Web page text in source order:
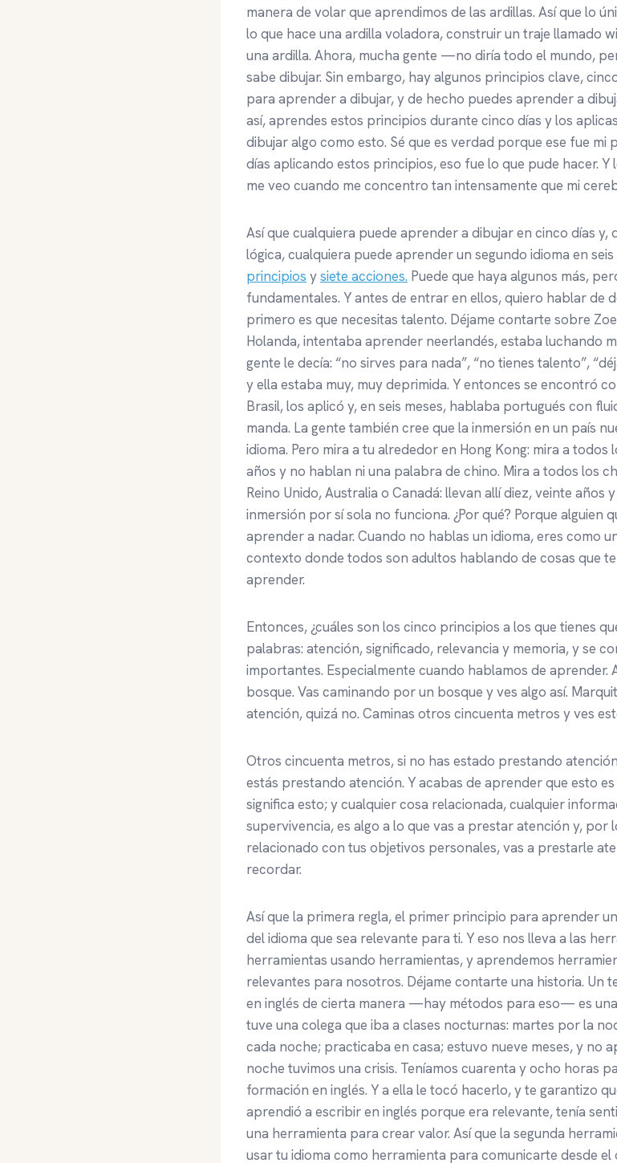
manera de volar que aprendimos de las ardillas. Así que lo
lo que hace una ardilla voladora, construir un traje llamado
una ardilla. Ahora, mucha gente —no diría todo el mundo,
sabe dibujar. Sin embargo, hay algunos principios clave,
para aprender a dibujar, y de hecho puedes aprender a
así, aprendes estos principios durante cinco días y los
dibujar algo como esto. Sé que es verdad porque ese fue mi
días aplicando estos principios, eso fue lo que pude hacer. Y
me veo cuando me concentro tan intensamente que mi
Así que cualquiera puede aprender a dibujar en cinco días y,
lógica, cualquiera puede aprender un segundo idioma en seis
principios ysiete acciones. Puede que haya algunos más,
fundamentales. Y antes de entrar en ellos, quiero hablar de
primero es que necesitas talento. Déjame contarte sobre
Holanda, intentaba aprender neerlandés, estaba luchando
gente le decía: “no sirves para nada”, “no tienes talento”,
y ella estaba muy, muy deprimida. Y entonces se encontró
Brasil, los aplicó y, en seis meses, hablaba portugués con
manda. La gente también cree que la inmersión en un país
idioma. Pero mira a tu alrededor en Hong Kong: mira a todos
años y no hablan ni una palabra de chino. Mira a todos los
Reino Unido, Australia o Canadá: llevan allí diez, veinte años
inmersión por sí sola no funciona. ¿Por qué? Porque alguien
aprender a nadar. Cuando no hablas un idioma, eres como
contexto donde todos son adultos hablando de cosas que
aprender.
Entonces, ¿cuáles son los cinco principios a los que tienes
palabras: atención, significado, relevancia y memoria, y se
importantes. Especialmente cuando hablamos de aprender.
bosque. Vas caminando por un bosque y ves algo así.
atención, quizá no. Caminas otros cincuenta metros y ves
Otros cincuenta metros, si no has estado prestando
estás prestando atención. Y acabas de aprender que esto
significa esto; y cualquier cosa relacionada, cualquier
supervivencia, es algo a lo que vas a prestar atención y, por
relacionado con tus objetivos personales, vas a prestarle
recordar.
Así que la primera regla, el primer principio para aprender
del idioma que sea relevante para ti. Y eso nos lleva a las
herramientas usando herramientas, y aprendemos
relevantes para nosotros. Déjame contarte una historia. Un
en inglés de cierta manera —hay métodos para eso— es
tuve una colega que iba a clases nocturnas: martes por la
cada noche; practicaba en casa; estuvo nueve meses, y no
noche tuvimos una crisis. Teníamos cuarenta y ocho horas
formación en inglés. Y a ella le tocó hacerlo, y te garantizo
aprendió a escribir en inglés porque era relevante, tenía
una herramienta para crear valor. Así que la segunda
usar tu idioma como herramienta para comunicarte desde el